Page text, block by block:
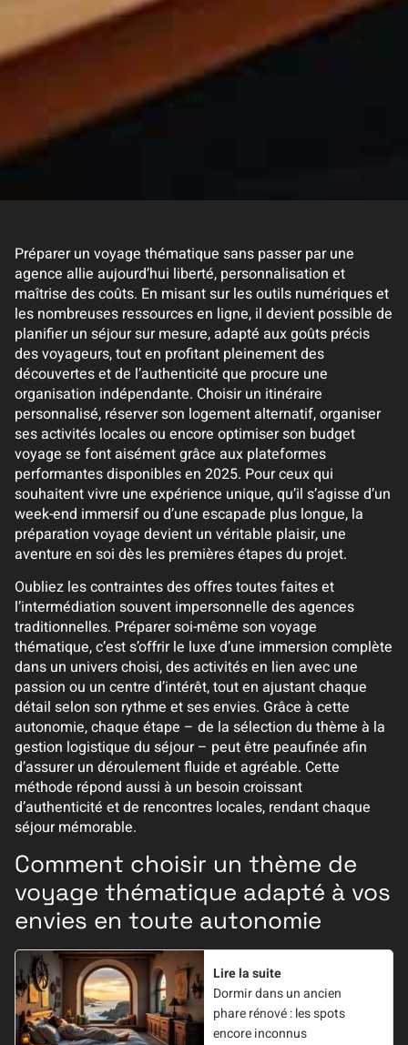
Préparer un voyage thématique sans passer par une
agence allie aujourd’hui liberté, personnalisation et
maîtrise des coûts. En misant sur les outils numériques et
les nombreuses ressources en ligne, il devient possible de
planifier un séjour sur mesure, adapté aux goûts précis
des voyageurs, tout en profitant pleinement des
découvertes et de l’authenticité que procure une
organisation indépendante. Choisir un itinéraire
personnalisé, réserver son logement alternatif, organiser
ses activités locales ou encore optimiser son budget
voyage se font aisément grâce aux plateformes
performantes disponibles en 2025. Pour ceux qui
souhaitent vivre une expérience unique, qu’il s’agisse d’un
week-end immersif ou d’une escapade plus longue, la
préparation voyage devient un véritable plaisir, une
aventure en soi dès les premières étapes du projet.
Oubliez les contraintes des offres toutes faites et
l’intermédiation souvent impersonnelle des agences
traditionnelles. Préparer soi-même son voyage
thématique, c’est s’offrir le luxe d’une immersion complète
dans un univers choisi, des activités en lien avec une
passion ou un centre d’intérêt, tout en ajustant chaque
détail selon son rythme et ses envies. Grâce à cette
autonomie, chaque étape – de la sélection du thème à la
gestion logistique du séjour – peut être peaufinée afin
d’assurer un déroulement fluide et agréable. Cette
méthode répond aussi à un besoin croissant
d’authenticité et de rencontres locales, rendant chaque
séjour mémorable.
Comment choisir un thème de
voyage thématique adapté à vos
envies en toute autonomie
Lire la suite
Dormir dans un ancien
phare rénové : les spots
encore inconnus